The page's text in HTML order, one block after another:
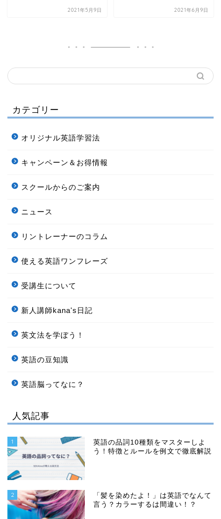
2021年5月9日 2021年6月9日
カテゴリー
オリジナル英語学習法
キャンペーン＆お得情報
スクールからのご案内
ニュース
リントレーナーのコラム
使える英語ワンフレーズ
受講生について
新人講師kana's日記
英文法を学ぼう！
英語の豆知識
英語脳ってなに？
人気記事
1
英語の品詞10種類をマスターしよ
う！特徴とルールを例文で徹底解説
2
「髪を染めたよ！」は英語でなんて
言う？カラーするは間違い！？